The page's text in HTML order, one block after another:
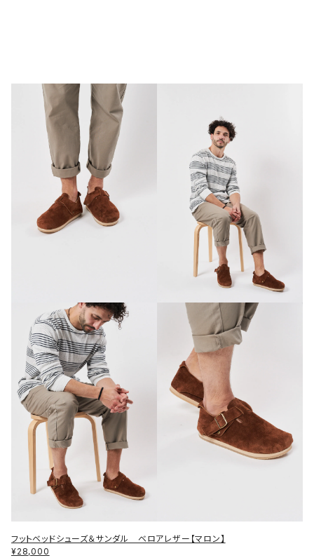
フットベッドシューズ＆サンダル ベロアレザー【マロン】
¥28,000